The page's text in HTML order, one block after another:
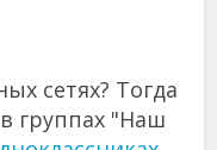
сетях? Тогда
группах "Наш